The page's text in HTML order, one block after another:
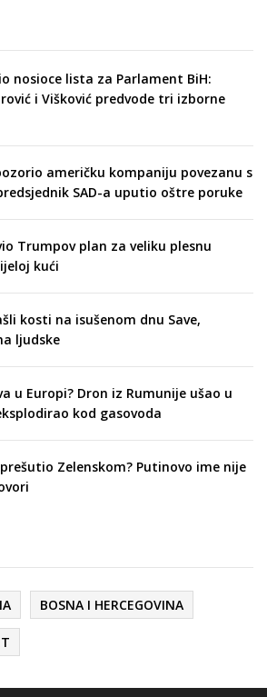
nosioce lista za Parlament BiH:
i Višković predvode tri izborne
američku kompaniju povezanu s
SAD-a uputio oštre poruke
Trumpov plan za veliku plesnu
kući
kosti na isušenom dnu Save,
ljudske
u Europi? Dron iz Rumunije ušao u
kod gasovoda
Zelenskom? Putinovo ime nije
BOSNA I HERCEGOVINA